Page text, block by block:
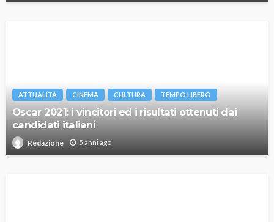
ATTUALITÀ CINEMA CULTURA TEMPO LIBERO
Oscar 2021: i vincitori ed i risultati ottenuti dai
candidati italiani
Redazione 5 anni ago